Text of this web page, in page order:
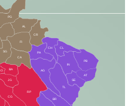
AL
CR
FI
SG
BA
CA
PA
CH CL
PB
SE
TL
AG
BR
RP
JG
CG
IN
AT
PG